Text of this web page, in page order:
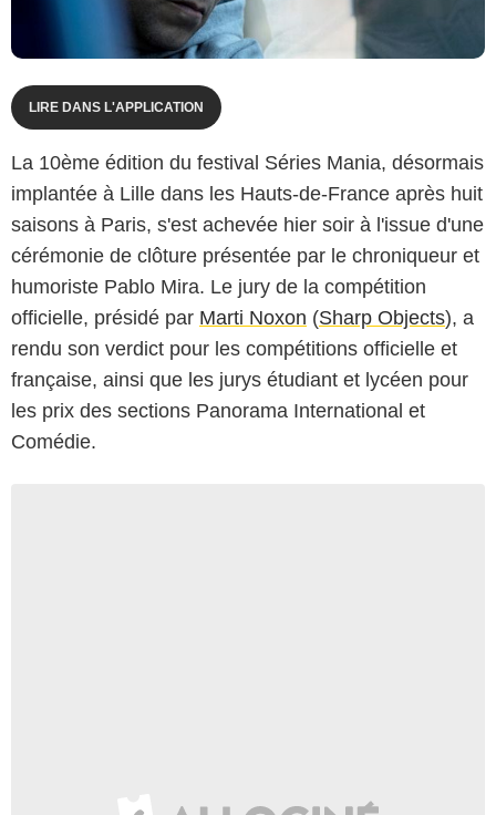
LIRE DANS L'APPLICATION
La 10ème édition du festival Séries Mania, désormais
implantée à Lille dans les Hauts-de-France après huit
saisons à Paris, s'est achevée hier soir à l'issue d'une
cérémonie de clôture présentée par le chroniqueur et
humoriste Pablo Mira. Le jury de la compétition
officielle, présidé par Marti Noxon (Sharp Objects), a
rendu son verdict pour les compétitions officielle et
française, ainsi que les jurys étudiant et lycéen pour
les prix des sections Panorama International et
Comédie.